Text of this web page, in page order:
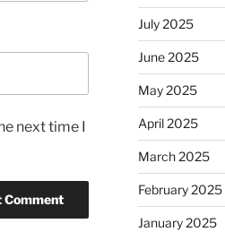
next time I
July 2025
June 2025
May 2025
April 2025
March 2025
February 2025
January 2025